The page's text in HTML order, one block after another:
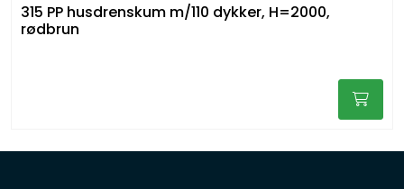
315 PP husdrenskum m/110 dykker, H=2000,
rødbrun